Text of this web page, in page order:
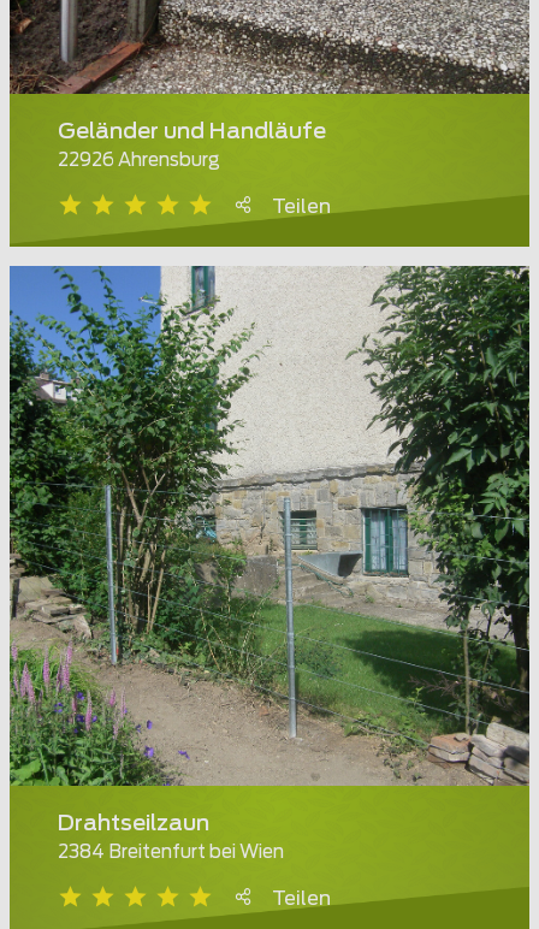
Geländer und Handläufe
22926 Ahrensburg
Teilen
Drahtseilzaun
2384 Breitenfurt bei Wien
Teilen